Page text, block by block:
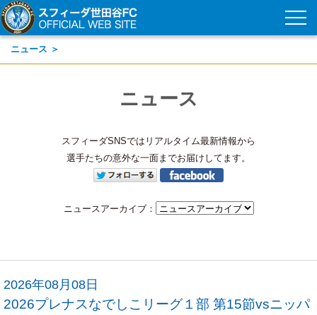
ニュース ＞
ニュース
スフィーダSNSではリアルタイム最新情報から
選手たちの意外な一面までお届けしてます。
ニュースアーカイブ：
2026年08月08日
2026プレナスなでしこリーグ１部 第15節vsニッパ